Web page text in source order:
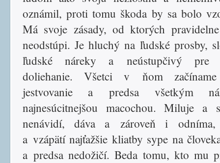
oznámil, proti tomu škoda by sa bolo
Má svoje zásady, od ktorých
neodstúpi. Je hluchý na ľudské prosby,
ľudské náreky a neústupčivý pre
doliehanie. Všetci v ňom
jestvovanie a predsa všetkým
najnesúcitnejšou macochou. Miluje a
nenávidí, dáva a zároveň i odníma,
a vzápätí najťažšie kliatby sype na
a predsa nedožičí. Beda tomu, kto mu